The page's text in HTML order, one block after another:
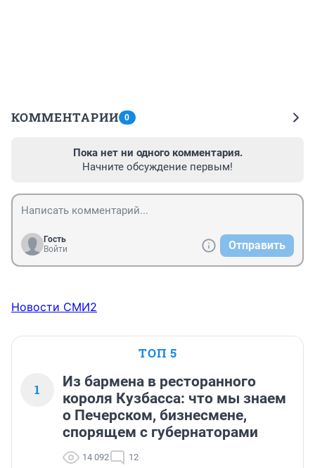
КОММЕНТАРИИ 0
Пока нет ни одного комментария.
Начните обсуждение первым!
Гость
Войти
Отправить
Новости СМИ2
ТОП 5
1
Из бармена в ресторанного
короля Кузбасса: что мы знаем
о Печерском, бизнесмене,
спорящем с губернаторами
14 092 12